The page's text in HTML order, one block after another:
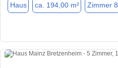
Haus ca. 194,00 m² Zimmer 8